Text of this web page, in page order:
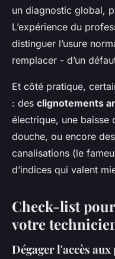
un diagnostic global,
L’expérience du
distinguer l’usure
remplacer - d’un
Et côté pratique,
: des clignotements
électrique, une baisse
douche, ou encore
canalisations (le
d’indices qui valent
Check-list
votre
Dégager l'accès